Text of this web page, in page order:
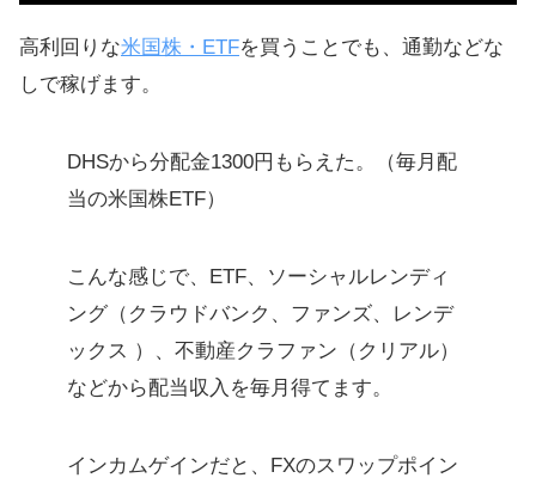
高利回りな米国株・ETFを買うことでも、通勤などな
しで稼げます。
DHSから分配金1300円もらえた。（毎月配
当の米国株ETF）
こんな感じで、ETF、ソーシャルレンディ
ング（クラウドバンク、ファンズ、レンデ
ックス ）、不動産クラファン（クリアル）
などから配当収入を毎月得てます。
インカムゲインだと、FXのスワップポイン